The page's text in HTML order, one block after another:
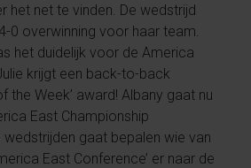
het net te vinden. De wedstrijd
0 overwinning voor haar team.
het duidelijk voor de America
krijgt een back-to-back
the Week’ award! Albany gaat nu
East Championship
wedstrijden gaat bepalen wie van
East Conference’ er naar de